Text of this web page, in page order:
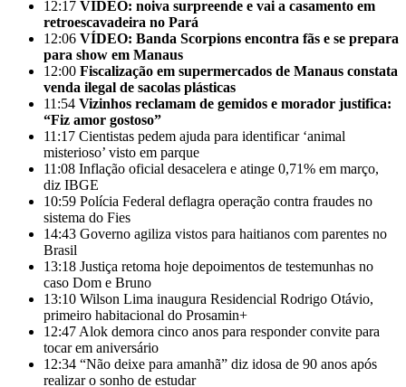
12:17 VÍDEO: noiva surpreende e vai a casamento em
retroescavadeira no Pará
12:06 VÍDEO: Banda Scorpions encontra fãs e se prepara
para show em Manaus
12:00 Fiscalização em supermercados de Manaus constata
venda ilegal de sacolas plásticas
11:54 Vizinhos reclamam de gemidos e morador justifica:
“Fiz amor gostoso”
11:17 Cientistas pedem ajuda para identificar ‘animal
misterioso’ visto em parque
11:08 Inflação oficial desacelera e atinge 0,71% em março,
diz IBGE
10:59 Polícia Federal deflagra operação contra fraudes no
sistema do Fies
14:43 Governo agiliza vistos para haitianos com parentes no
Brasil
13:18 Justiça retoma hoje depoimentos de testemunhas no
caso Dom e Bruno
13:10 Wilson Lima inaugura Residencial Rodrigo Otávio,
primeiro habitacional do Prosamin+
12:47 Alok demora cinco anos para responder convite para
tocar em aniversário
12:34 “Não deixe para amanhã” diz idosa de 90 anos após
realizar o sonho de estudar